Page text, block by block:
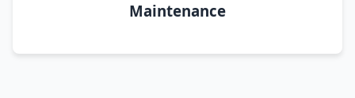
Maintenance